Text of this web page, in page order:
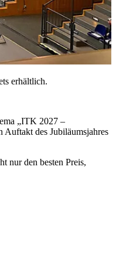
erhältlich.
„ITK 2027 –
Auftakt des Jubiläumsjahres
nur den besten Preis,